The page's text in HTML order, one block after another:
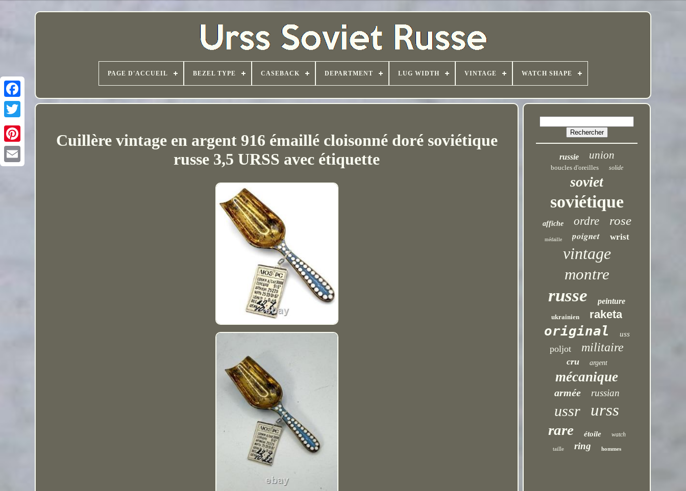
PAGE D'ACCUEIL BEZEL TYPE CASEBACK DEPARTMENT LUG WIDTH VINTAGE WATCH SHAPE
Cuillère vintage en argent 916 émaillé cloisonné doré soviétique
russe 3,5 URSS avec étiquette
russie union
boucles d'oreilles solide
soviet
soviétique
affiche ordre rose
médaille poignet wrist
vintage
montre
russe peinture
ukrainien raketa
original uss
poljot militaire
cru argent
mécanique
armée russian
ussr urss
rare étoile watch
taille ring hommes